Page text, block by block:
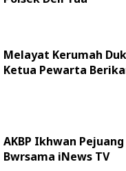
Melayat Kerumah
Ketua Pewarta
AKBP Ikhwan
Bwrsama iNews TV